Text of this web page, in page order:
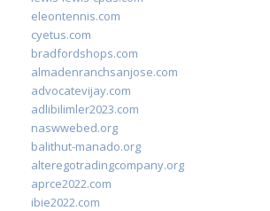
eleontennis.com
cyetus.com
bradfordshops.com
almadenranchsanjose.com
advocatevijay.com
adlibilimler2023.com
naswwebed.org
balithut-manado.org
alteregotradingcompany.org
aprce2022.com
ibie2022.com